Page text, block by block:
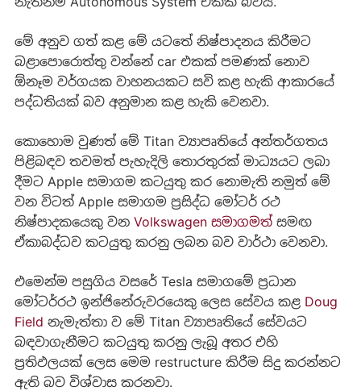
මේ අනුව ගත් කළ මේ යටතේ නිෂ්පාදනය කිරීමට
බළාපොරොත්තු වන්නේ car එකක් පමණක් නොව
ඕනෑම වර්ගයක වාහනයකට සවි කළ හැකි ආකාරයේ
පද්ධතියක් බව අනුමාන කළ හැකි වෙනවා.
කොහොම වුණත් මේ Titan ව්‍යාපෘතියේ අන්තර්ගතය
පිළිබඳව තවමත් පැහැදිලි තොරතුරක් මාධ්‍යයට ලබා
දීමට Apple සමාගම කටයුතු කර නොමැති නමුත් මේ
වන විටත් Apple සමාගම ප්‍රසිද්ධ මෝටර් රථ
නිෂ්පාදකයෙකු වන Volkswagen සමාගමත්සමඟ
ඒකාබද්ධව කටයුතු කරනු ලබන බව වාර්ථා වෙනවා.
එමෙන්ම පසුගිය වසරේ Tesla සමාගමේ ප්‍රධාන
මෝටර්රථ ඉන්ජිනේරුවරයෙකු ලෙස සේවය කළ Doug
Field නැමැත්තා ව මේ Titan ව්‍යාපෘතියේ සේවයට
බඳවාගැනීමට කටයුතු කරනු ලැබූ අතර එහි
ප්‍රතිඵලයක් ලෙස මෙම restructure කිරීම සිදු කරන්නට
ඇති බව විශ්වාස කරනවා.